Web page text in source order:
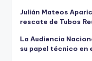
Julián Mateos
rescate de Tubos
La Audiencia
su papel técnico en